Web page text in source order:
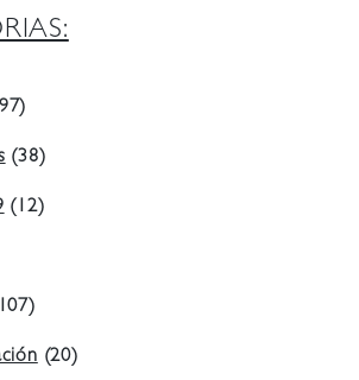
(38)
(12)
(20)